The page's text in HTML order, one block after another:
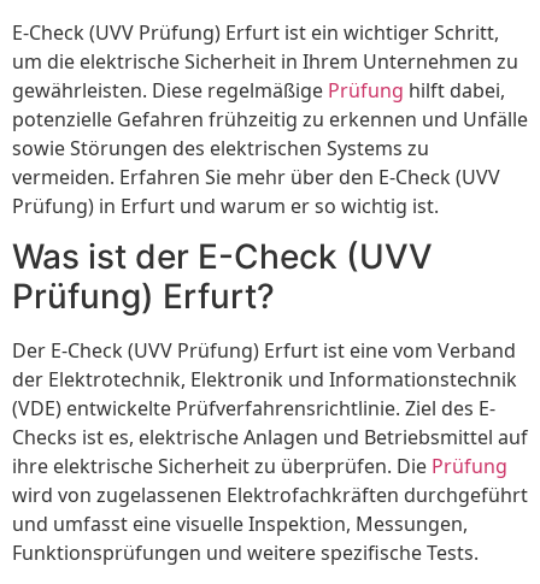
E-Check (UVV Prüfung) Erfurt ist ein wichtiger Schritt,
um die elektrische Sicherheit in Ihrem Unternehmen zu
gewährleisten. Diese regelmäßige Prüfung hilft dabei,
potenzielle Gefahren frühzeitig zu erkennen und Unfälle
sowie Störungen des elektrischen Systems zu
vermeiden. Erfahren Sie mehr über den E-Check (UVV
Prüfung) in Erfurt und warum er so wichtig ist.
Was ist der E-Check (UVV
Prüfung) Erfurt?
Der E-Check (UVV Prüfung) Erfurt ist eine vom Verband
der Elektrotechnik, Elektronik und Informationstechnik
(VDE) entwickelte Prüfverfahrensrichtlinie. Ziel des E-
Checks ist es, elektrische Anlagen und Betriebsmittel auf
ihre elektrische Sicherheit zu überprüfen. Die Prüfung
wird von zugelassenen Elektrofachkräften durchgeführt
und umfasst eine visuelle Inspektion, Messungen,
Funktionsprüfungen und weitere spezifische Tests.